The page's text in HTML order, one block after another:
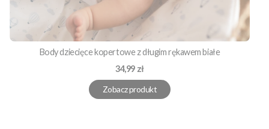
Body dziecięce kopertowe z długim rękawem białe
Cena
34,99 zł
Zobacz produkt